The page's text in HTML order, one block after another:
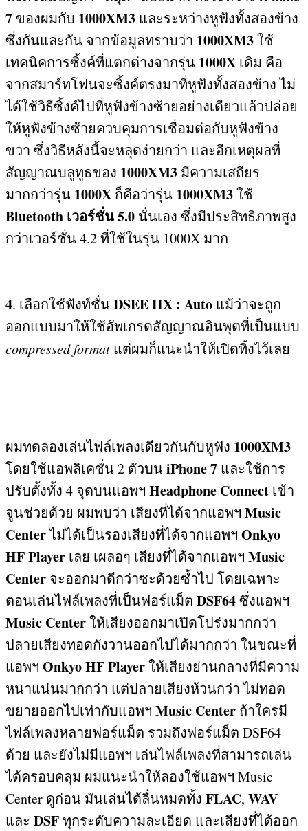
7 ของผมกับ 1000XM3 และระหว่างหูฟังทั้งสองข้าง
ซึ่งกันและกัน จากข้อมูลทราบว่า 1000XM3ใช้
เทคนิคการซิ้งค์ที่แตกต่างจากรุ่น 1000X เดิม คือ
จากสมาร์ทโฟนจะซิ้งค์ตรงมาที่หูฟังทั้งสองข้าง ไม่
ได้ใช้วิธีซิ้งค์ไปที่หูฟังข้างซ้ายอย่างเดียวแล้วปล่อย
ให้หูฟังข้างซ้ายควบคุมการเชื่อมต่อกับหูฟังข้าง
ขวา ซึ่งวิธีหลังนี้จะหลุดง่ายกว่า และอีกเหตุผลที่
สัญญาณบลูทูธของ 1000XM3 มีความเสถียร
มากกว่ารุ่น 1000X ก็คือว่ารุ่น 1000XM3ใช้
Bluetooth เวอร์ชั่น5.0 นั่นเอง ซึ่งมีประสิทธิภาพสูง
กว่าเวอร์ชั่น4.2ที่ใช้ในรุ่น 1000X มาก
4. เลือกใช้ฟังท์ชั่นDSEE HX : Auto แม้ว่าจะถูก
ออกแบบมาให้ใช้อัพเกรดสัญญาณอินพุตที่เป็นแบบ
compressed format แต่ผมก็แนะนำให้เปิดทิ้งไว้เลย
ผมทดลองเล่นไฟล์เพลงเดียวกันกับหูฟัง 1000XM3
โดยใช้แอพลิเคชั่น2 ตัวบนiPhone 7 และใช้การ
ปรับตั้งทั้ง 4 จุดบนแอพฯ Headphone Connect เข้า
จูนช่วยด้วย ผมพบว่า เสียงที่ได้จากแอพฯ Music
Centerไม่ได้เป็นรองเสียงที่ได้จากแอพฯ Onkyo
HF Player เลย เผลอๆ เสียงที่ได้จากแอพฯ Music
Center จะออกมาดีกว่าซะด้วยซ้ำไป โดยเฉพาะ
ตอนเล่นไฟล์เพลงที่เป็นฟอร์แม็ต DSF64ซึ่งแอพฯ
Music Centerให้เสียงออกมาเปิดโปร่งมากกว่า
ปลายเสียงทอดกังวานออกไปได้มากกว่า ในขณะที่
แอพฯ Onkyo HF Playerให้เสียงย่านกลางที่มีความ
หนาแน่นมากกว่า แต่ปลายเสียงห้วนกว่า ไม่ทอด
ขยายออกไปเท่ากับแอพฯ Music Center ถ้าใครมี
ไฟล์เพลงหลายฟอร์แม็ต รวมถึงฟอร์แม็ต DSF64
ด้วย และยังไม่มีแอพฯ เล่นไฟล์เพลงที่สามารถเล่น
ได้ครอบคลุม ผมแนะนำให้ลองใช้แอพฯ Music
Center ดูก่อน มันเล่นได้ลื่นหมดทั้ง FLAC, WAV
และ DSFทุกระดับความละเอียด และเสียงที่ได้ออก